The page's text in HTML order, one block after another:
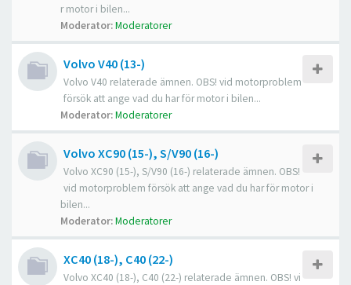
r motor i bilen...
Moderator:Moderatorer
Volvo V40 (13-)
Volvo V40 relaterade ämnen. OBS! vid motorproblem
försök att ange vad du har för motor i bilen...
Moderator:Moderatorer
Volvo XC90 (15-), S/V90 (16-)
Volvo XC90 (15-), S/V90 (16-) relaterade ämnen. OBS!
vid motorproblem försök att ange vad du har för motor i
bilen...
Moderator:Moderatorer
XC40 (18-), C40 (22-)
Volvo XC40 (18-), C40 (22-) relaterade ämnen. OBS! vi